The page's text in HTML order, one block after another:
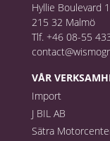
Hyllie Boulevard
215 32 Malmö
Tlf. +46 08-55
VÅR
Import
J BIL AB
Sätra